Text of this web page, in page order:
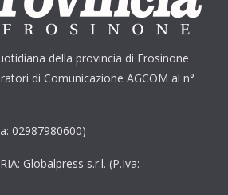
della provincia di Frosinone
di Comunicazione AGCOM al n°
02987980600)
Globalpress s.r.l. (P.Iva: